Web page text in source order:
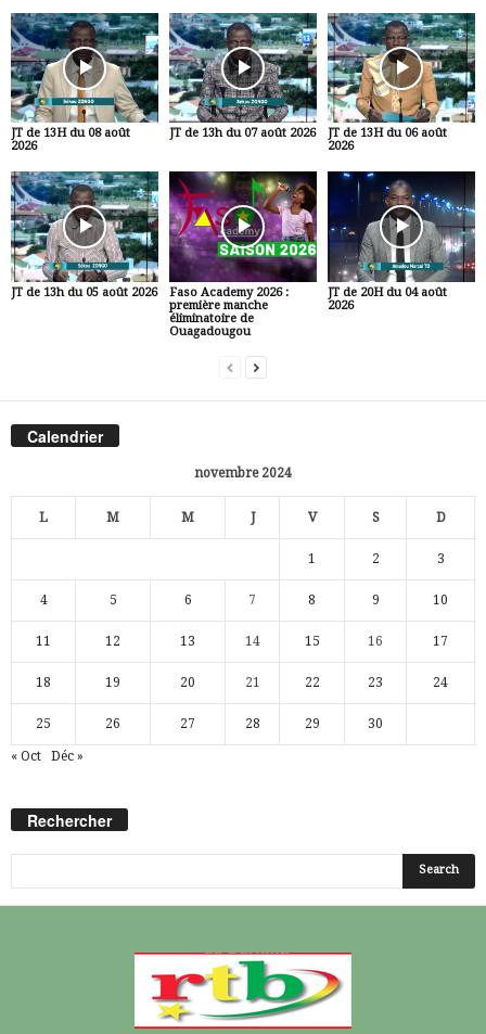
JT de 13H du 08 août
2026
JT de 13h du 07 août 2026
JT de 13H du 06 août
2026
JT de 13h du 05 août 2026
Faso Academy 2026 :
première manche
éliminatoire de
Ouagadougou
JT de 20H du 04 août
2026
Calendrier
novembre 2024
L M M J V S D
1 2 3
4 5 6 7 8 9 10
11 12 13 14 15 16 17
18 19 20 21 22 23 24
25 26 27 28 29 30
« Oct Déc »
Rechercher